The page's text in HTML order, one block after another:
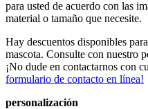
para usted de acuerdo con las
material o tamaño que necesite.
Hay descuentos disponibles
mascota. Consulte con nuestro
¡No dude en contactarnos con
formulario de contacto en línea!
personalización